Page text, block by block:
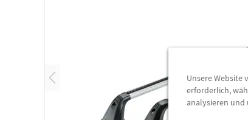
Unsere Website
erforderlich,
analysieren